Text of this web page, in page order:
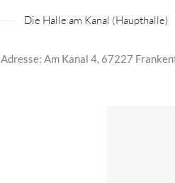
Die Halle am Kanal (Haupthalle)
Adresse: Am Kanal 4, 67227